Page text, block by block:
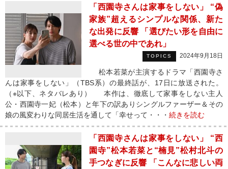
「西園寺さんは家事をしない」 “偽
家族”超えるシンプルな関係、新た
な出発に反響 「選びたい形を自由に
選べる世の中であれ」
TOPICS 2024年9月18日
松本若菜が主演するドラマ「西園寺さ
んは家事をしない」（TBS系）の最終話が、17日に放送された。
（※以下、ネタバレあり） 本作は、徹底して家事をしない主人
公・西園寺一妃（松本）と年下の訳ありシングルファーザー＆その
娘の風変わりな同居生活を通して「幸せって・・・ 続きを読む
「西園寺さんは家事をしない」 “西
園寺”松本若菜と“楠見”松村北斗の
手つなぎに反響 「こんなに悲しい両